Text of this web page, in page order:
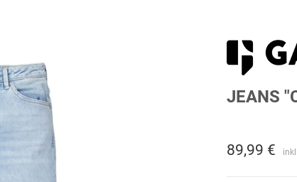
JEANS
89,99 €